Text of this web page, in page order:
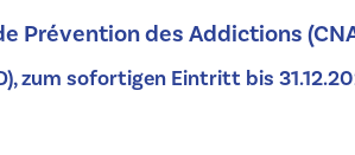
Prévention des Addictions
zum sofortigen Eintritt bis